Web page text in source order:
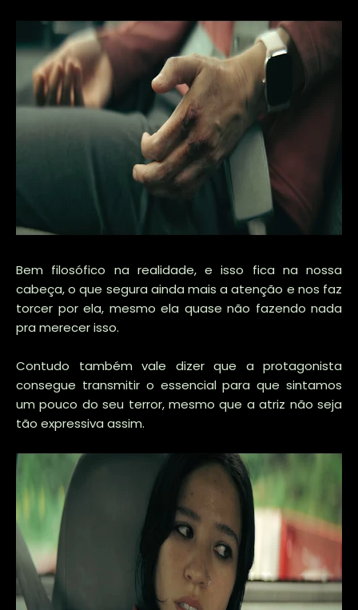
Bem filosófico na realidade, e isso fica na nossa
cabeça, o que segura ainda mais a atenção e nos faz
torcer por ela, mesmo ela quase não fazendo nada
pra merecer isso.
Contudo também vale dizer que a protagonista
consegue transmitir o essencial para que sintamos
um pouco do seu terror, mesmo que a atriz não seja
tão expressiva assim.